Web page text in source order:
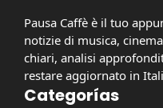
Pausa Caffè è il tuo
notizie di musica,
chiari, analisi
restare aggiornato in
Categorías